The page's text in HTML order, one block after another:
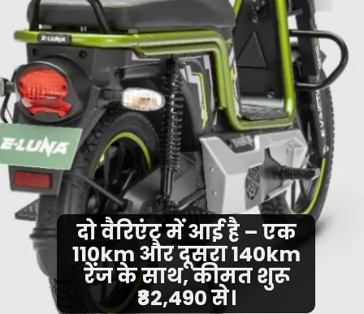
दो वैरिएंट में आई है – एक
110km और दूसरा 140km
रेंज के साथ, कीमत शुरू
₹82,490 से।